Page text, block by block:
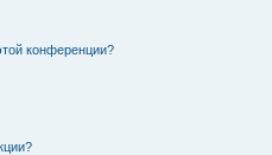
конференции?